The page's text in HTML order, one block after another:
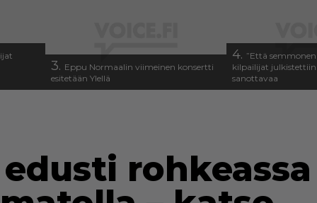
3. Eppu Normaalin viimeinen konsertti
esitetään Ylellä
4. ”Että semmonen
kilpailijat julkistettiin
sanottavaa
rohkeassa